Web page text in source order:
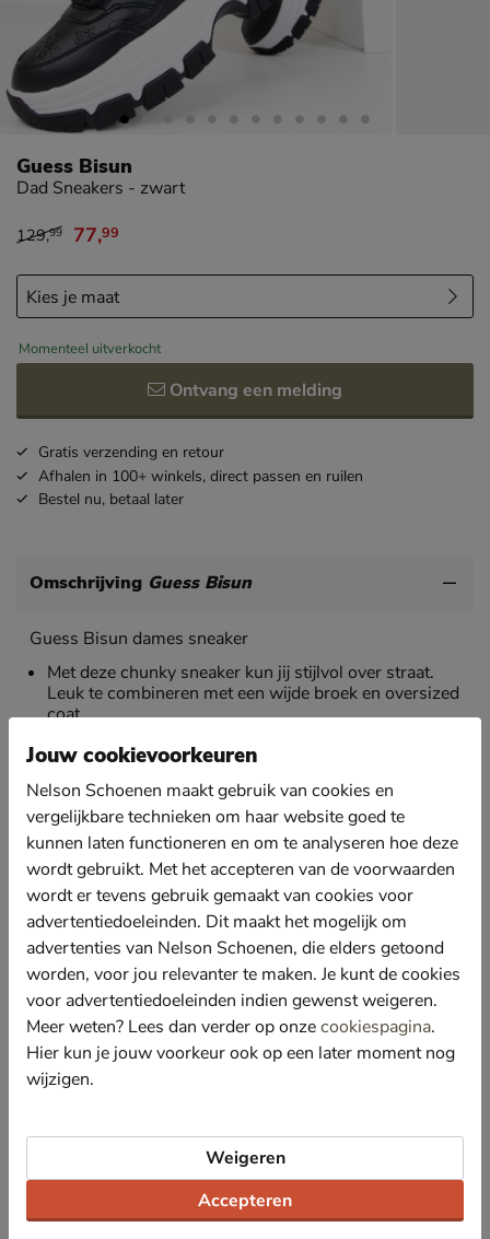
Guess Bisun
Dad Sneakers - zwart
van € 129,99 voor € 77,99
129,99 77,99
Momenteel uitverkocht
Ontvang een melding
Gratis verzending en retour
Afhalen in 100+ winkels, direct passen en ruilen
Bestel nu, betaal later
Omschrijving Guess Bisun
Guess Bisun dames sneaker
Met deze chunky sneaker kun jij stijlvol over straat.
Leuk te combineren met een wijde broek en oversized
coat.
Uitgevoerd in imitatieleer met het bekende Guess-
logo. De sneaker heeft een rubberen versteviging om
de bovenste vetergaatjes en om de hiel.
Gevoerd met zacht textiel en voorzien van een
gewatteerde enkelkraag voor meer comfort rond de
hiel en enkel.
Bevat een uitneembaar voetbed van EVA-foam. Deze
biedt goede demping tijdens het lopen.
Afgewerkt met een opvallende chunky loopzool met
goede schokansorberende werking. De gripvaste
afwerking geeft daarnaast goede grip.
Specificaties
Dames Schoenen
Sneakers
Jouw cookievoorkeuren
Nelson Schoenen maakt gebruik van cookies en
vergelijkbare technieken om haar website goed te
kunnen laten functioneren en om te analyseren hoe deze
wordt gebruikt. Met het accepteren van de voorwaarden
wordt er tevens gebruik gemaakt van cookies voor
advertentiedoeleinden. Dit maakt het mogelijk om
advertenties van Nelson Schoenen, die elders getoond
worden, voor jou relevanter te maken. Je kunt de cookies
voor advertentiedoeleinden indien gewenst weigeren.
Meer weten? Lees dan verder op onzecookiespagina.
Hier kun je jouw voorkeur ook op een later moment nog
wijzigen.
Accepteren
Weigeren